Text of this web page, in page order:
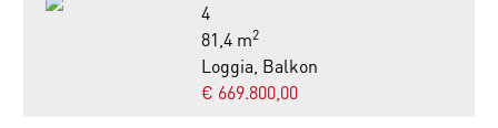
4
81,4 m2
Loggia, Balkon
€ 669.800,00